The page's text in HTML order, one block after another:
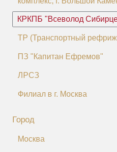
КРКПБ "Всеволод
ТР (Транспортный
ПЗ "Капитан Ефремов"
ЛРСЗ
Филиал в г. Москва
Город
Москва